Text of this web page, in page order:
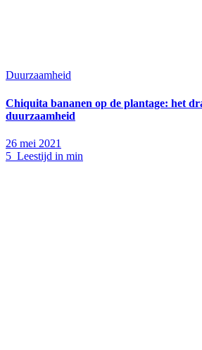
Duurzaamheid
Chiquita bananen op de plantage: het
duurzaamheid
26 mei 2021
5 Leestijd in min